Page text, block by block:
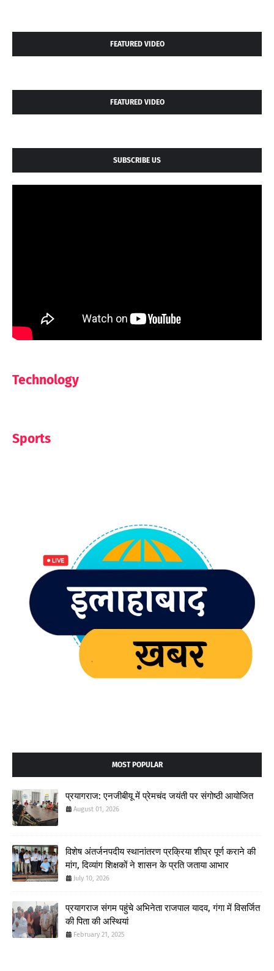
FEATURED VIDEO
FEATURED VIDEO
SUBSCRIBE US
Technology
Sports
MOST POPULAR
प्रयागराज: एनजीबीयू में प्रेमचंद जयंती पर संगोष्ठी आयोजित
August 01, 2026
विशेष अंतर्जनपदीय स्थानांतरण प्रक्रिया शीघ्र पूर्ण कराने की
मांग, दिव्यांग शिक्षकों ने शासन के प्रति जताया आभार
July 10, 2026
प्रयागराज संगम पहुंचे अभिनेता राजपाल यादव, गंगा में विसर्जित
की पिता की अस्थियां
February 21, 2025